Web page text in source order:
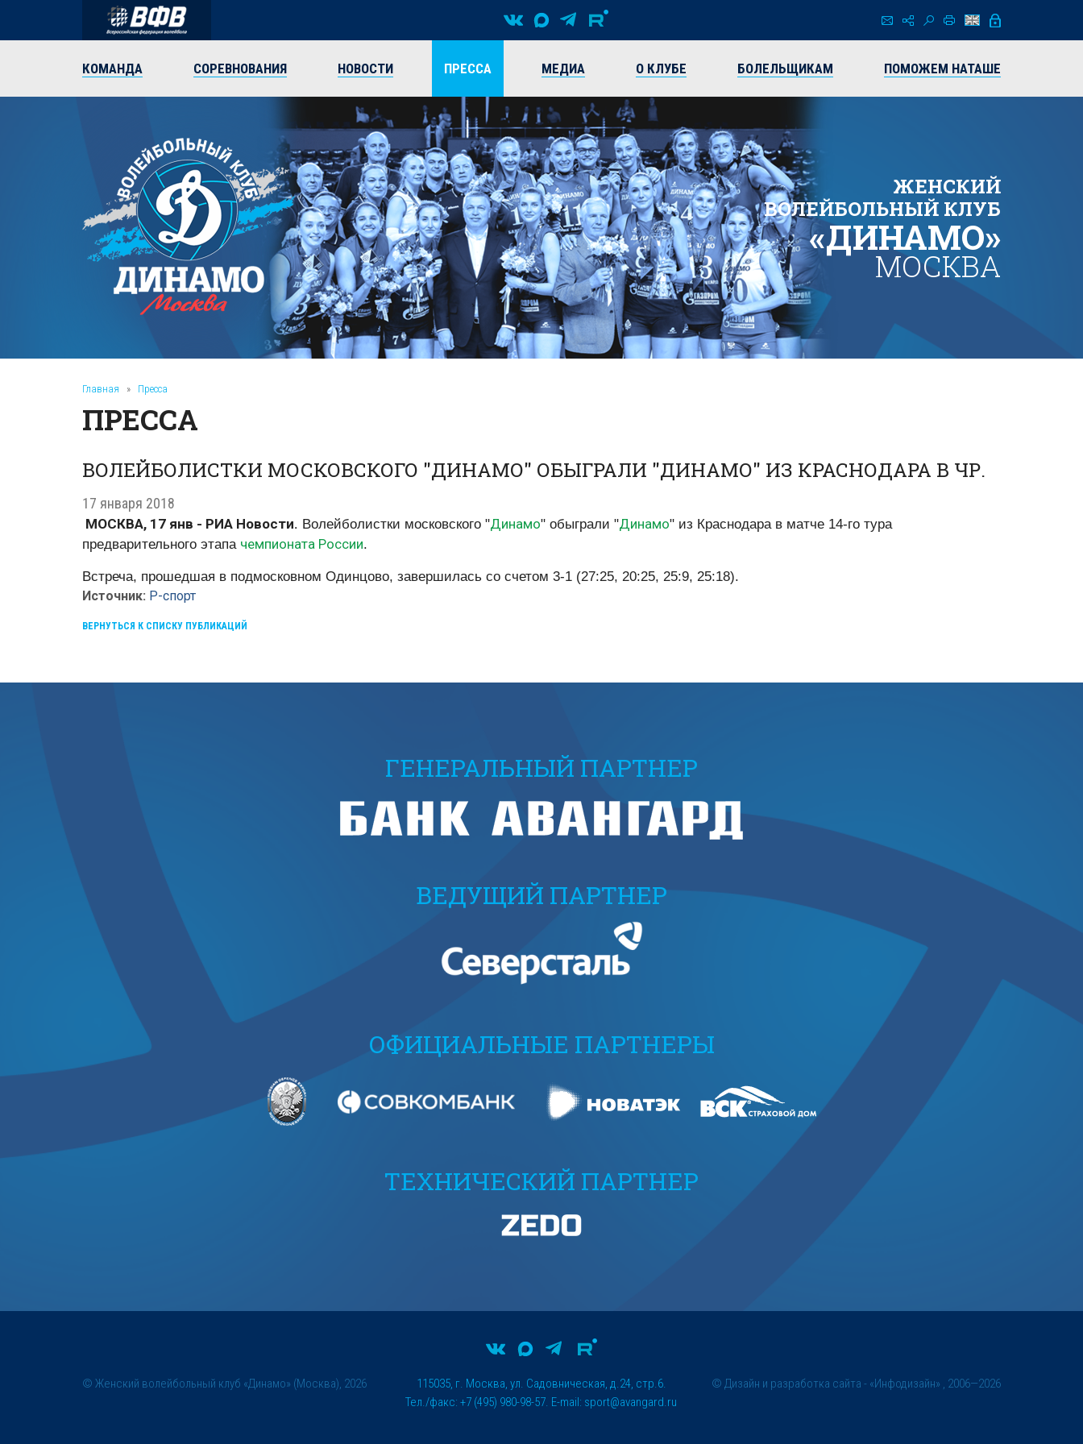
КОМАНДА СОРЕВНОВАНИЯ НОВОСТИ ПРЕССА МЕДИА О КЛУБЕ БОЛЕЛЬЩИКАМ ПОМОЖЕМ НАТАШЕ
ЖЕНСКИЙ
ВОЛЕЙБОЛЬНЫЙ КЛУБ
«ДИНАМО»
МОСКВА
Главная » Пресса
ПРЕССА
ВОЛЕЙБОЛИСТКИ МОСКОВСКОГО "ДИНАМО" ОБЫГРАЛИ "ДИНАМО" ИЗ КРАСНОДАРА В ЧР.
17 января 2018
МОСКВА, 17 янв - РИА Новости. Волейболистки московского "Динамо" обыграли "Динамо" из Краснодара в матче 14-го тура
предварительного этапа чемпионата России.
Встреча, прошедшая в подмосковном Одинцово, завершилась со счетом 3-1 (27:25, 20:25, 25:9, 25:18).
Источник: Р-спорт
ВЕРНУТЬСЯ К СПИСКУ ПУБЛИКАЦИЙ
ГЕНЕРАЛЬНЫЙ ПАРТНЕР
ВЕДУЩИЙ ПАРТНЕР
ОФИЦИАЛЬНЫЕ ПАРТНЕРЫ
ТЕХНИЧЕСКИЙ ПАРТНЕР
© Женский волейбольный клуб «Динамо» (Москва), 2026
115035, г. Москва, ул. Садовническая, д.24, стр.6.
Тел./факс: +7 (495) 980-98-57. E-mail: sport@avangard.ru
© Дизайн и разработка сайта - «Инфодизайн» , 2006—2026